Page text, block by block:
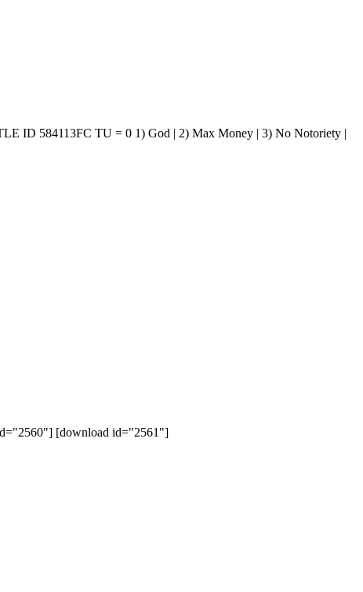
ID 584113FC TU = 0 1) God | 2) Max Money | 3) No Notoriety |
[download id="2561"]